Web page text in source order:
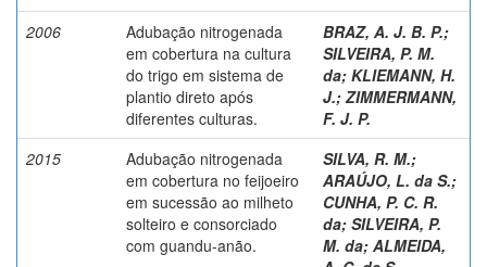
2006
Adubação nitrogenada
em cobertura na cultura
do trigo em sistema de
plantio direto após
diferentes culturas.
BRAZ, A. J. B. P.;
SILVEIRA, P. M.
da; KLIEMANN, H.
J.; ZIMMERMANN,
F. J. P.
2015
Adubação nitrogenada
em cobertura no feijoeiro
em sucessão ao milheto
solteiro e consorciado
com guandu-anão.
SILVA, R. M.;
ARAÚJO, L. da S.;
CUNHA, P. C. R.
da; SILVEIRA, P.
M. da; ALMEIDA,